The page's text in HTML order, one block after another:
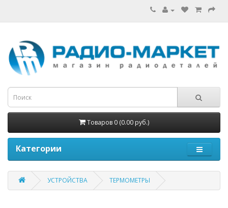
Товаров 0 (0.00 руб.)
Категории
УСТРОЙСТВА ТЕРМОМЕТРЫ